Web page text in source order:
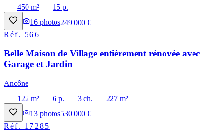
450 m²
15 p.
16 photos249 000 €
Réf. 566
Belle Maison de Village entièrement rénovée avec
Garage et Jardin
Ancône
122 m²
6 p. 3 ch.
227 m²
13 photos530 000 €
Réf. 17285